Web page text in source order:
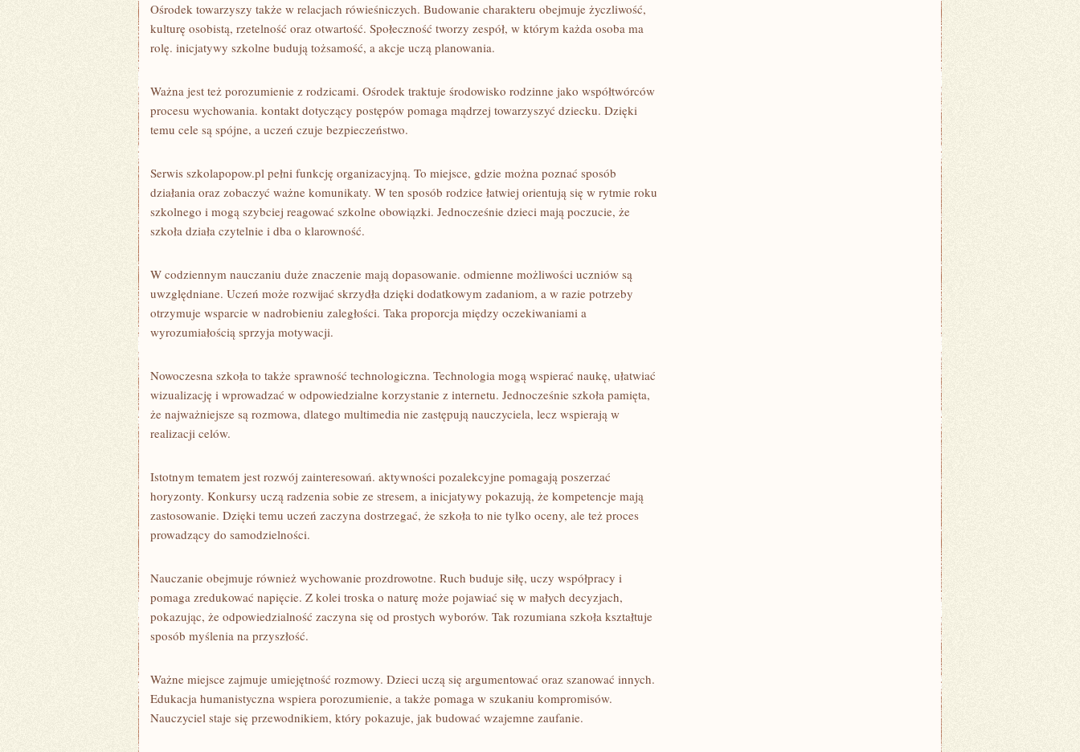
Ośrodek towarzyszy także w relacjach rówieśniczych. Budowanie charakteru obejmuje życzliwość,
kulturę osobistą, rzetelność oraz otwartość. Społeczność tworzy zespół, w którym każda osoba ma
rolę. inicjatywy szkolne budują tożsamość, a akcje uczą planowania.
Ważna jest też porozumienie z rodzicami. Ośrodek traktuje środowisko rodzinne jako współtwórców
procesu wychowania. kontakt dotyczący postępów pomaga mądrzej towarzyszyć dziecku. Dzięki
temu cele są spójne, a uczeń czuje bezpieczeństwo.
Serwis szkolapopow.pl pełni funkcję organizacyjną. To miejsce, gdzie można poznać sposób
działania oraz zobaczyć ważne komunikaty. W ten sposób rodzice łatwiej orientują się w rytmie roku
szkolnego i mogą szybciej reagować szkolne obowiązki. Jednocześnie dzieci mają poczucie, że
szkoła działa czytelnie i dba o klarowność.
W codziennym nauczaniu duże znaczenie mają dopasowanie. odmienne możliwości uczniów są
uwzględniane. Uczeń może rozwijać skrzydła dzięki dodatkowym zadaniom, a w razie potrzeby
otrzymuje wsparcie w nadrobieniu zaległości. Taka proporcja między oczekiwaniami a
wyrozumiałością sprzyja motywacji.
Nowoczesna szkoła to także sprawność technologiczna. Technologia mogą wspierać naukę, ułatwiać
wizualizację i wprowadzać w odpowiedzialne korzystanie z internetu. Jednocześnie szkoła pamięta,
że najważniejsze są rozmowa, dlatego multimedia nie zastępują nauczyciela, lecz wspierają w
realizacji celów.
Istotnym tematem jest rozwój zainteresowań. aktywności pozalekcyjne pomagają poszerzać
horyzonty. Konkursy uczą radzenia sobie ze stresem, a inicjatywy pokazują, że kompetencje mają
zastosowanie. Dzięki temu uczeń zaczyna dostrzegać, że szkoła to nie tylko oceny, ale też proces
prowadzący do samodzielności.
Nauczanie obejmuje również wychowanie prozdrowotne. Ruch buduje siłę, uczy współpracy i
pomaga zredukować napięcie. Z kolei troska o naturę może pojawiać się w małych decyzjach,
pokazując, że odpowiedzialność zaczyna się od prostych wyborów. Tak rozumiana szkoła kształtuje
sposób myślenia na przyszłość.
Ważne miejsce zajmuje umiejętność rozmowy. Dzieci uczą się argumentować oraz szanować innych.
Edukacja humanistyczna wspiera porozumienie, a także pomaga w szukaniu kompromisów.
Nauczyciel staje się przewodnikiem, który pokazuje, jak budować wzajemne zaufanie.